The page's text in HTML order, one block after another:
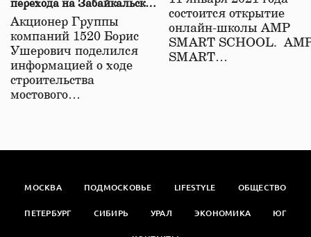
перехода на Забайкальской
железной дороге
Акционер Группы
компаний 1520 Борис
Ушерович поделился
информацией о ходе
строительства
мостового…
состоится открытие
онлайн-школы АМР
SMART SCHOOL.
SMART…
МОСКВА ПОДМОСКОВЬЕ LIFESTYLE ОБЩЕСТВО
ПЕТЕРБУРГ СИБИРЬ УРАЛ ЭКОНОМИКА ЮГ